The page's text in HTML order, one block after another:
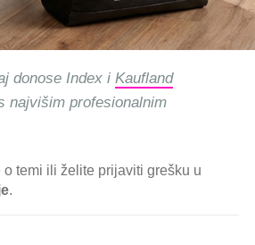
donose Index i Kaufland
najvišim profesionalnim
temi ili želite prijaviti grešku u
.